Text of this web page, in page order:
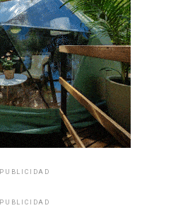
PUBLICIDAD
PUBLICIDAD